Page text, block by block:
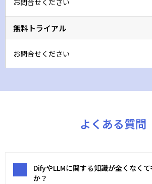
お問合せください
無料トライアル
お問合せください
よくある質問
DifyやLLMに関する知識が全くなく
か？